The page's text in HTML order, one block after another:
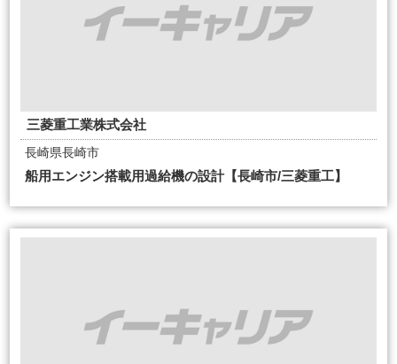
三菱重工業株式会社
長崎県長崎市
船用エンジン搭載用過給機の設計【長崎市/三菱重工】